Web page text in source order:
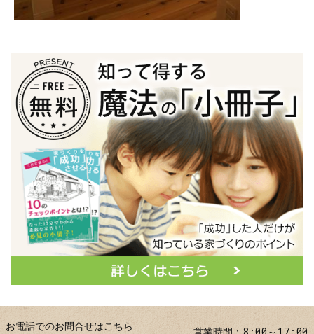
お電話でのお問合せはこちら 営業時間